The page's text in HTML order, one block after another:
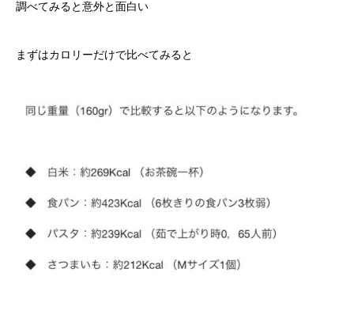
調べてみると意外と面白い
まずはカロリーだけで比べてみると